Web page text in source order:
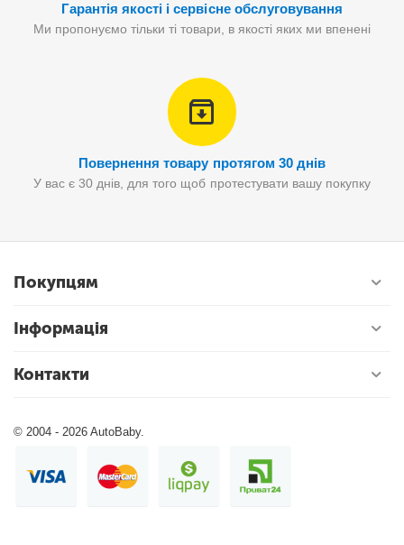
Гарантія якості і сервісне обслуговування
Ми пропонуємо тільки ті товари, в якості яких ми впенені
Повернення товару протягом 30 днів
У вас є 30 днів, для того щоб протестувати вашу покупку
Покупцям
Інформація
Контакти
© 2004 - 2026 AutoBaby.